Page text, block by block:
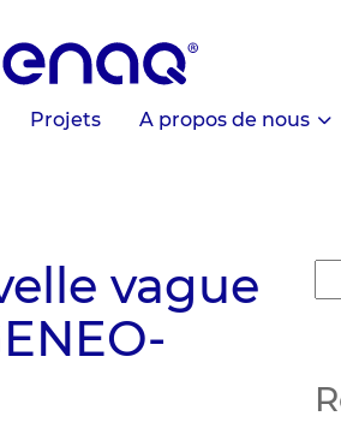
Projets A propos de nous
vague